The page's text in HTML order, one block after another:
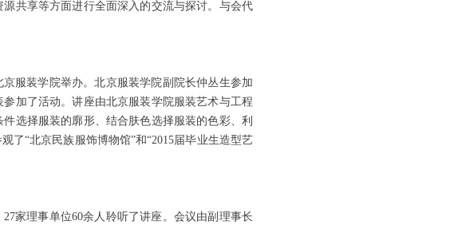
共享等方面进行全面深入的交流与探讨。与会代
装学院举办。北京服装学院副院长仲丛生参加
加了活动。讲座由北京服装学院服装艺术与工程
选择服装的廓形、结合肤色选择服装的色彩、利
了“北京民族服饰博物馆”和“2015届毕业生造型艺
家理事单位60余人聆听了讲座。会议由副理事长